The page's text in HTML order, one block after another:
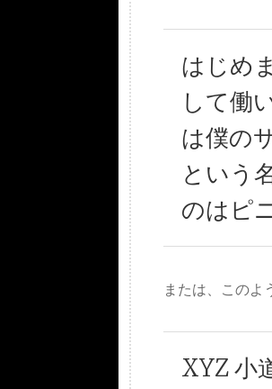
はじめ
して働
は僕の
という
のはピ
または、このよ
XYZ 小